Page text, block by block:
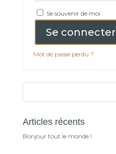
Se souvenir de moi
Se connecter
Mot de passe perdu ?
Articles récents
Bonjour tout le monde !